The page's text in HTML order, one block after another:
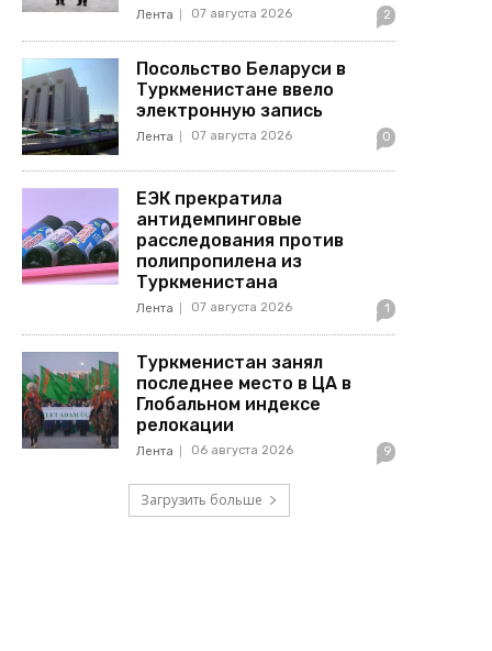
Лента 07 августа 2026 2
Посольство Беларуси в
Туркменистане ввело
электронную запись
Лента 07 августа 2026 0
ЕЭК прекратила
антидемпинговые
расследования против
полипропилена из
Туркменистана
Лента 07 августа 2026 1
Туркменистан занял
последнее место в ЦА в
Глобальном индексе
релокации
Лента 06 августа 2026 9
Загрузить больше